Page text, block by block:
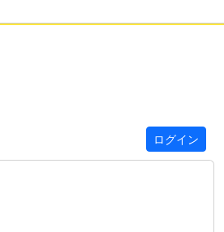
ログイン